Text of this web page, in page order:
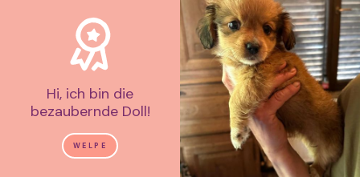
Hi, ich bin die
bezaubernde Doll!
WELPE